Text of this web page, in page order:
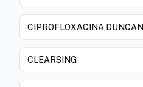
CIPROFLOXACINA DUNCAN
CLEARSING